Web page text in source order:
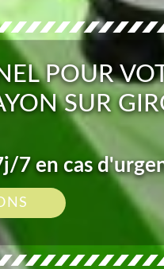
POUR
SUR
7 en cas